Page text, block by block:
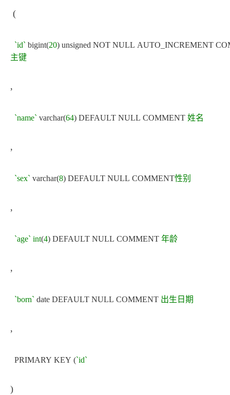
(
`id` bigint(20) unsigned NOT NULL AUTO_INCREMENT
主键
,
`name` varchar(64) DEFAULT NULL COMMENT 姓名
,
`sex` varchar(8) DEFAULT NULL COMMENT性别
,
`age` int(4) DEFAULT NULL COMMENT 年龄
,
`born` date DEFAULT NULL COMMENT 出生日期
,
PRIMARY KEY (`id`
)